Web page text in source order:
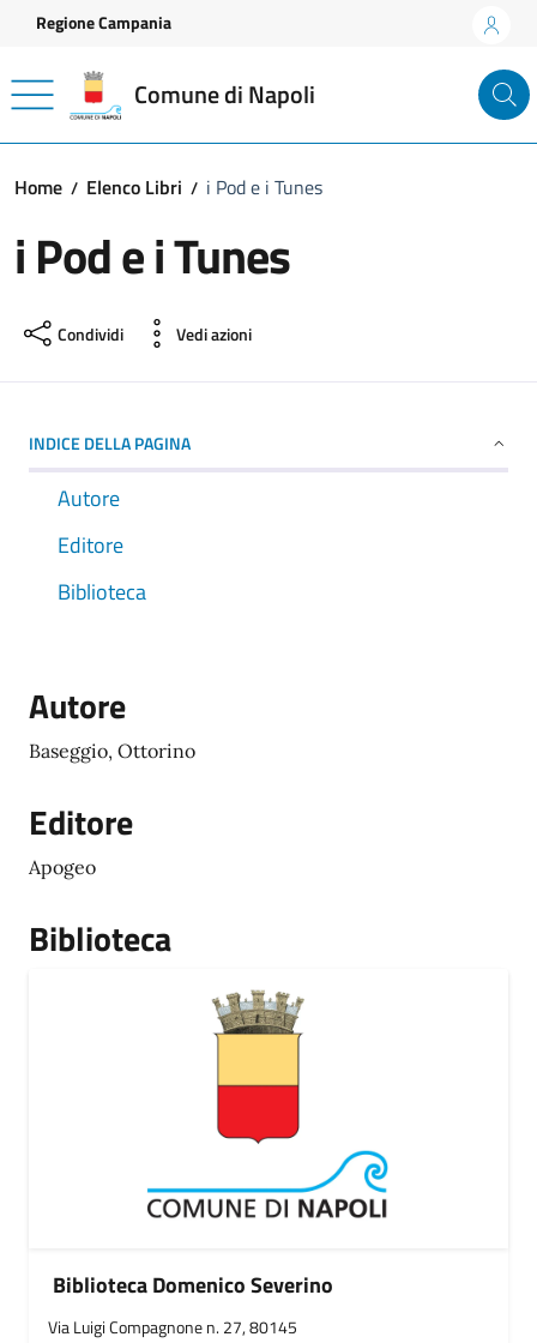
Vai ai contenuti
Vai al footer
Regione Campania
Comune di Napoli
Home Elenco Libri i Pod e i Tunes
i Pod e i Tunes
Condividi Vedi azioni
INDICE DELLA PAGINA
Autore
Editore
Biblioteca
Autore
Baseggio, Ottorino
Editore
Apogeo
Biblioteca
Biblioteca Domenico Severino
Via Luigi Compagnone n. 27, 80145